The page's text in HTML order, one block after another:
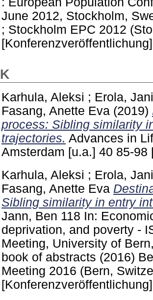
June 2012, Stockholm,
; Stockholm EPC 2012
[Konferenzveröffentlichung]
K
Karhula, Aleksi ; Erola, Jani
Fasang, Anette Eva (2019)
process: Sibling similarity
trajectories. Advances in
Amsterdam [u.a.] 40 85-98
Karhula, Aleksi ; Erola, Jani
Fasang, Anette Eva
Sibling similarity in entry
Jann, Ben 118 In:
deprivation, and poverty -
Meeting, University of
book of abstracts (2016)
Meeting 2016 (Bern,
[Konferenzveröffentlichung]